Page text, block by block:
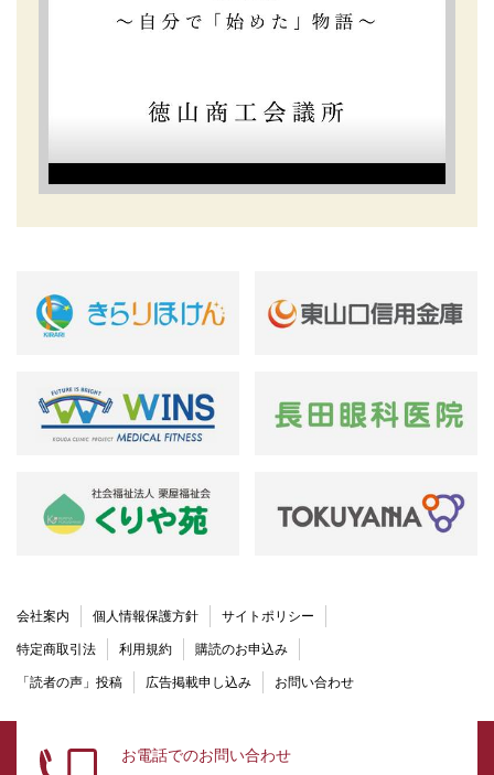
会社案内 個人情報保護方針 サイトポリシー
特定商取引法 利用規約 購読のお申込み
「読者の声」投稿 広告掲載申し込み お問い合わせ
お電話でのお問い合わせ